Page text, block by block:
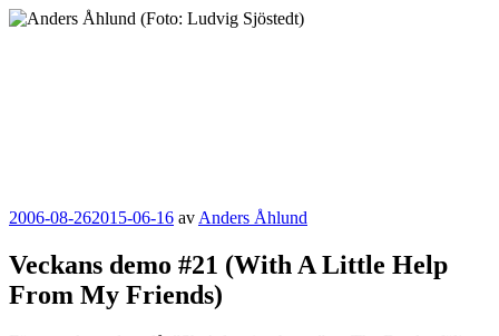
Hoppa
Publicerat
2006-08-262015-06-16 av Anders Åhlund
Veckans demo #21 (With A Little Help
From My Friends)